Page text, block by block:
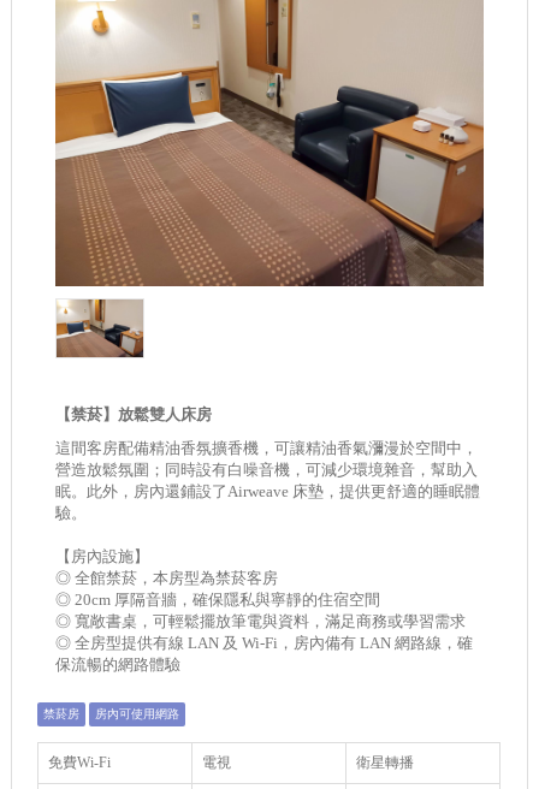
【禁菸】放鬆雙人床房
這間客房配備精油香氛擴香機，可讓精油香氣瀰漫於空間中，
營造放鬆氛圍；同時設有白噪音機，可減少環境雜音，幫助入
眠。此外，房內還鋪設了Airweave 床墊，提供更舒適的睡眠體
驗。
【房內設施】
◎ 全館禁菸，本房型為禁菸客房
◎ 20cm 厚隔音牆，確保隱私與寧靜的住宿空間
◎ 寬敞書桌，可輕鬆擺放筆電與資料，滿足商務或學習需求
◎ 全房型提供有線 LAN 及 Wi-Fi，房內備有 LAN 網路線，確
保流暢的網路體驗
禁菸房 房內可使用網路
免費Wi-Fi 電視 衛星轉播